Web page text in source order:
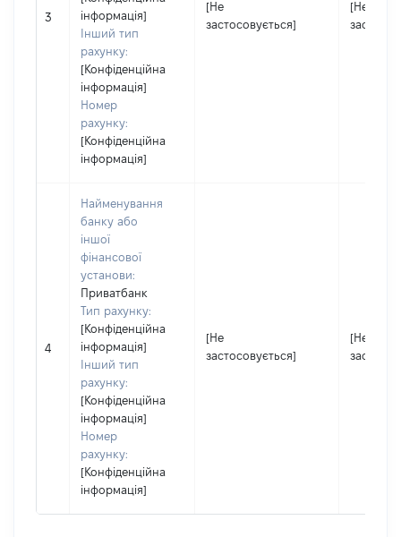
3
інформація]
Інший тип
рахунку:
[Конфіденційна
інформація]
Номер
рахунку:
[Конфіденційна
інформація]
[Не
застосовується]
[Не
4
Найменування
банку або
іншої
фінансової
установи:
Приватбанк
Тип рахунку:
[Конфіденційна
інформація]
Інший тип
рахунку:
[Конфіденційна
інформація]
Номер
рахунку:
[Конфіденційна
інформація]
[Не
застосовується]
[Не